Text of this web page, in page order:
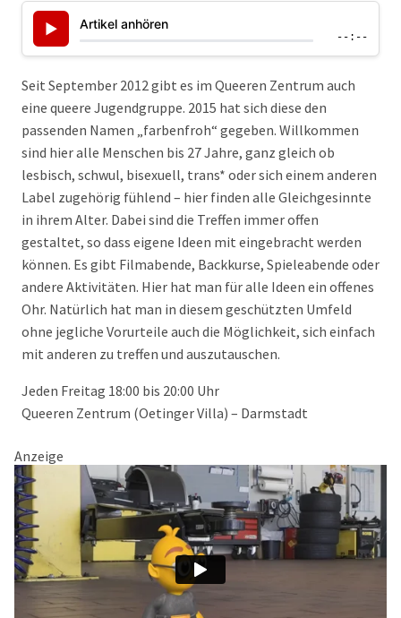
▶ Artikel anhören
--:--
Seit September 2012 gibt es im Queeren Zentrum auch
eine queere Jugendgruppe. 2015 hat sich diese den
passenden Namen „farbenfroh“ gegeben. Willkommen
sind hier alle Menschen bis 27 Jahre, ganz gleich ob
lesbisch, schwul, bisexuell, trans* oder sich einem anderen
Label zugehörig fühlend – hier finden alle Gleichgesinnte
in ihrem Alter. Dabei sind die Treffen immer offen
gestaltet, so dass eigene Ideen mit eingebracht werden
können. Es gibt Filmabende, Backkurse, Spieleabende oder
andere Aktivitäten. Hier hat man für alle Ideen ein offenes
Ohr. Natürlich hat man in diesem geschützten Umfeld
ohne jegliche Vorurteile auch die Möglichkeit, sich einfach
mit anderen zu treffen und auszutauschen.
Jeden Freitag 18:00 bis 20:00 Uhr
Queeren Zentrum (Oetinger Villa) – Darmstadt
Anzeige